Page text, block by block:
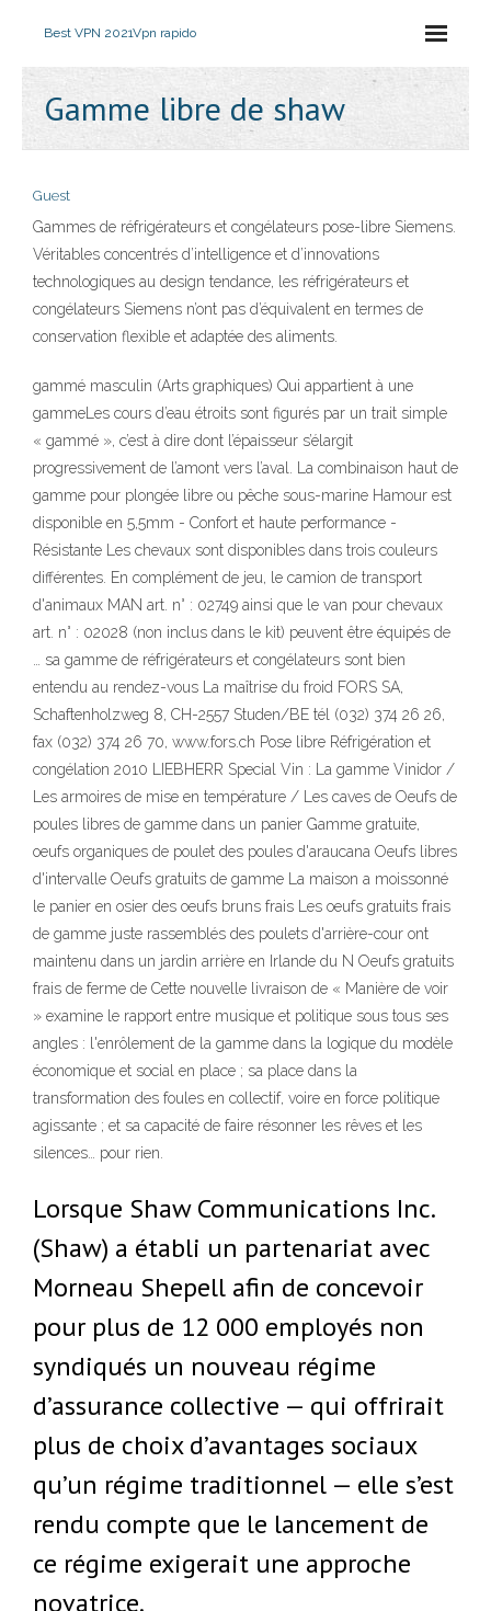
Best VPN 2021Vpn rapido
Gamme libre de shaw
Guest
Gammes de réfrigérateurs et congélateurs pose-libre Siemens.
Véritables concentrés d’intelligence et d’innovations
technologiques au design tendance, les réfrigérateurs et
congélateurs Siemens n’ont pas d’équivalent en termes de
conservation flexible et adaptée des aliments.
gammé masculin (Arts graphiques) Qui appartient à une
gammeLes cours d’eau étroits sont figurés par un trait simple
« gammé », c’est à dire dont l’épaisseur s’élargit
progressivement de l’amont vers l’aval. La combinaison haut de
gamme pour plongée libre ou pêche sous-marine Hamour est
disponible en 5,5mm - Confort et haute performance -
Résistante Les chevaux sont disponibles dans trois couleurs
différentes. En complément de jeu, le camion de transport
d'animaux MAN art. n° : 02749 ainsi que le van pour chevaux
art. n° : 02028 (non inclus dans le kit) peuvent être équipés de
… sa gamme de réfrigérateurs et congélateurs sont bien
entendu au rendez-vous La maîtrise du froid FORS SA,
Schaftenholzweg 8, CH-2557 Studen/BE tél (032) 374 26 26,
fax (032) 374 26 70, www.fors.ch Pose libre Réfrigération et
congélation 2010 LIEBHERR Special Vin : La gamme Vinidor /
Les armoires de mise en température / Les caves de Oeufs de
poules libres de gamme dans un panier Gamme gratuite,
oeufs organiques de poulet des poules d'araucana Oeufs libres
d'intervalle Oeufs gratuits de gamme La maison a moissonné
le panier en osier des oeufs bruns frais Les oeufs gratuits frais
de gamme juste rassemblés des poulets d'arrière-cour ont
maintenu dans un jardin arrière en Irlande du N Oeufs gratuits
frais de ferme de Cette nouvelle livraison de « Manière de voir
» examine le rapport entre musique et politique sous tous ses
angles : l'enrôlement de la gamme dans la logique du modèle
économique et social en place ; sa place dans la
transformation des foules en collectif, voire en force politique
agissante ; et sa capacité de faire résonner les rêves et les
silences… pour rien.
Lorsque Shaw Communications Inc.
(Shaw) a établi un partenariat avec
Morneau Shepell afin de concevoir
pour plus de 12 000 employés non
syndiqués un nouveau régime
d’assurance collective — qui offrirait
plus de choix d’avantages sociaux
qu’un régime traditionnel — elle s’est
rendu compte que le lancement de
ce régime exigerait une approche
novatrice.